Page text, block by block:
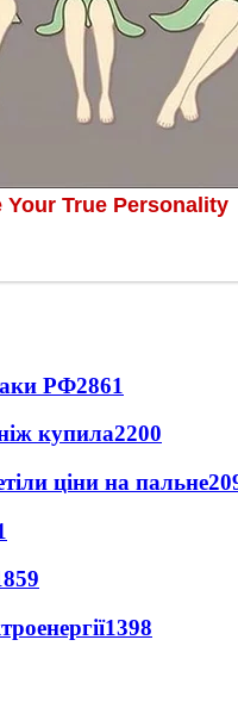
РФ2861
купила2200
ціни на пальне
1398